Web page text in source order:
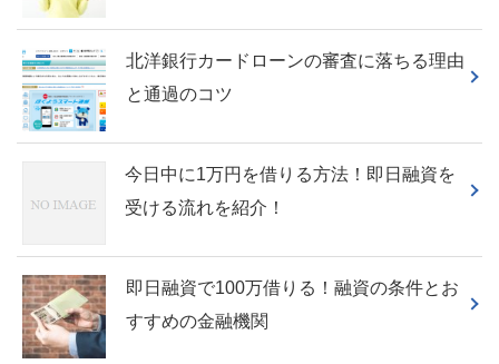
北洋銀行カードローンの審査に落ちる理由
と通過のコツ
今日中に1万円を借りる方法！即日融資を
受ける流れを紹介！
即日融資で100万借りる！融資の条件とお
すすめの金融機関